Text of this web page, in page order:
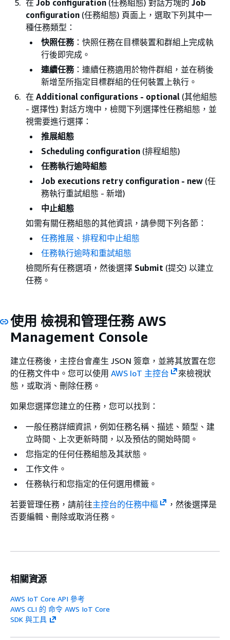
在 Job configuration (任務組態) 對話方塊的 Job
configuration (任務組態) 頁面上，選取下列其中一
種任務類型：
快照任務：快照任務在目標裝置和群組上完成執
行後即完成。
連續任務：連續任務適用於物件群組，並在稍後
新增至所指定目標群組的任何裝置上執行。
在 Additional configurations - optional (其他組態
- 選擇性) 對話方塊中，檢閱下列選擇性任務組態，並
視需要進行選擇：
推展組態
Scheduling configuration (排程組態)
任務執行逾時組態
Job executions retry configuration - new (任
務執行重試組態 - 新增)
中止組態
如需有關任務組態的其他資訊，請參閱下列各節：
任務推展、排程和中止組態
任務執行逾時和重試組態
檢閱所有任務選項，然後選擇 Submit (提交) 以建立
任務。
使用 檢視和管理任務 AWS
Management Console
建立任務後，主控台會產生 JSON 簽章，並將其放置在您
的任務文件中。您可以使用 AWS IoT 主控台
來檢視狀
態，或取消、刪除任務。
如果您選擇您建立的任務，您可以找到：
一般任務詳細資訊，例如任務名稱、描述、類型、建
立時間、上次更新時間，以及預估的開始時間。
您指定的任何任務組態及其狀態。
工作文件。
任務執行和您指定的任何選用標籤。
若要管理任務，請前往主控台的任務中樞
，然後選擇是
否要編輯、刪除或取消任務。
相關資源
AWS IoT Core API 參考
AWS CLI 的 命令 AWS IoT Core
SDK 與工具